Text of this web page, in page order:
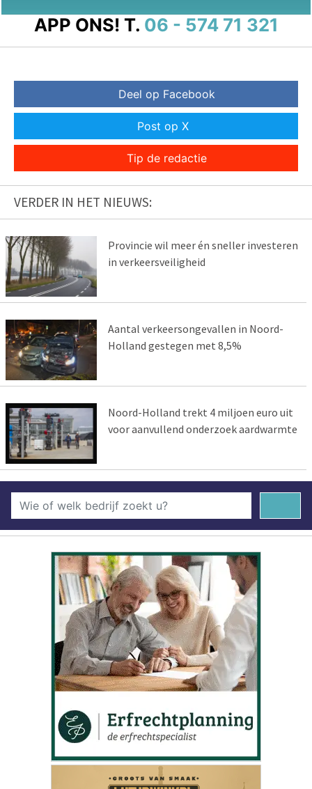
APP ONS! T. 06 - 574 71 321
Deel op Facebook
Post op X
Tip de redactie
VERDER IN HET NIEUWS:
Provincie wil meer én sneller investeren
in verkeersveiligheid
Aantal verkeersongevallen in Noord-
Holland gestegen met 8,5%
Noord-Holland trekt 4 miljoen euro uit
voor aanvullend onderzoek aardwarmte